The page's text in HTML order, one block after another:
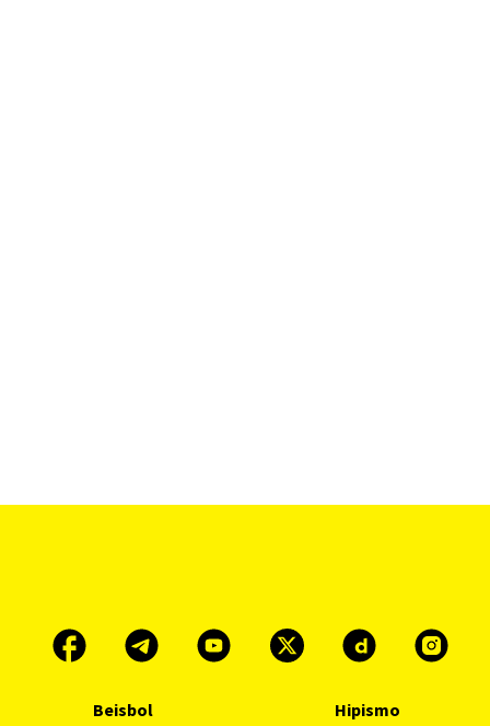
Beisbol Hipismo